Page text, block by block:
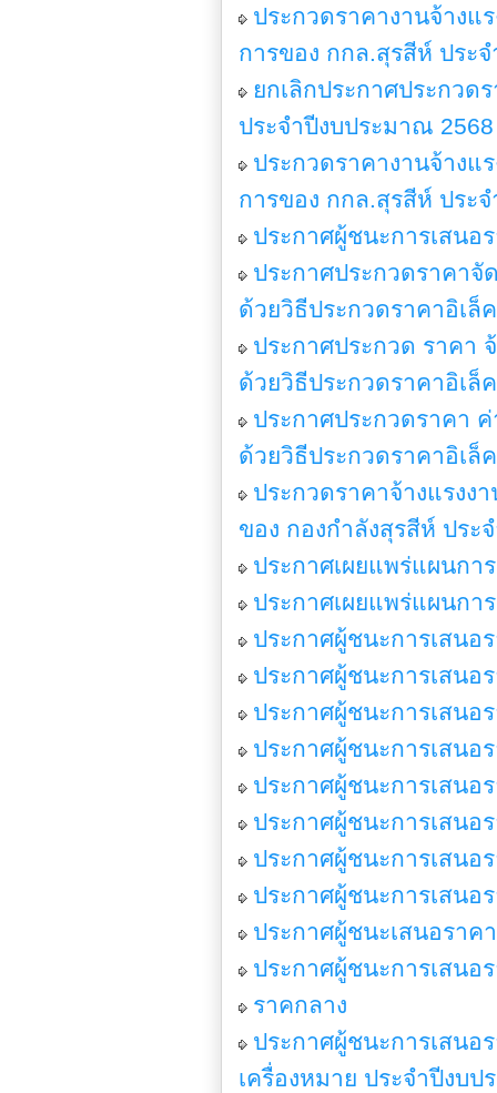
ประกวดราคางานจ้างแ
การของ กกล.สุรสีห์ ประ
ยกเลิกประกาศประกวด
ประจำปีงบประมาณ
ประกวดราคางานจ้างแ
การของ กกล.สุรสีห์ ประ
ประกาศผู้ชนะการเสนอ
ประกาศประกวดราคา
ด้วยวิธีประกวดราคาอิเล็
ประกาศประกวด ราคา
ด้วยวิธีประกวดราคาอิเล็
ประกาศประกวดราคา
ด้วยวิธีประกวดราคาอิเล็
ประกวดราคาจ้างแรงง
ของ กองกำลังสุรสีห์ ประ
ประกาศเผยแพร่แผนกา
ประกาศเผยแพร่แผนกา
ประกาศผู้ชนะการเสน
ประกาศผู้ชนะการเสนอ
ประกาศผู้ชนะการเสนอ
ประกาศผู้ชนะการเสนอ
ประกาศผู้ชนะการเสนอ
ประกาศผู้ชนะการเสนอ
ประกาศผู้ชนะการเสนอ
ประกาศผู้ชนะการเสนอ
ประกาศผู้ชนะเสนอราคา
ประกาศผู้ชนะการเสนอ
ราคกลาง
ประกาศผู้ชนะการเสนอ
เครื่องหมาย ประจำปีงบ